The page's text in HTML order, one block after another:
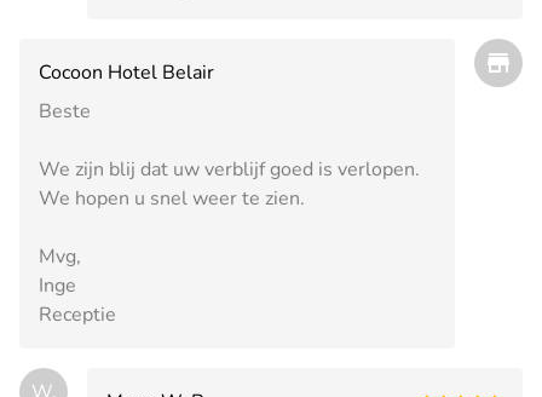
Cocoon Hotel Belair
Beste
We zijn blij dat uw verblijf goed is verlopen.
We hopen u snel weer te zien.
Mvg,
Inge
Receptie